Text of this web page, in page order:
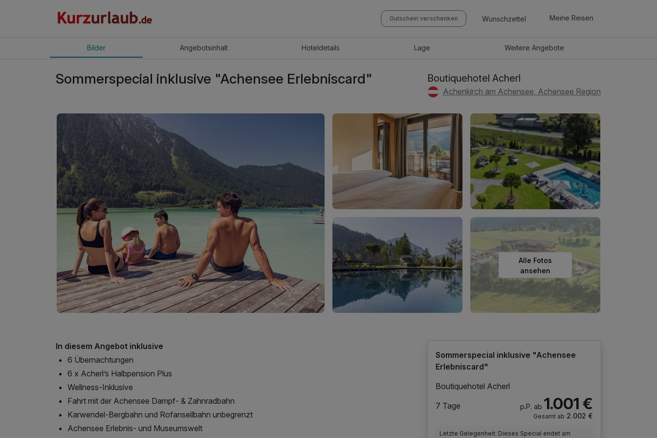
Gutschein verschenken Wunschzettel Meine Reisen
Bilder Angebotsinhalt Hoteldetails Lage WeitereAngebote
Sommerspecial inklusive "Achensee Erlebniscard" Boutiquehotel Acherl
Achenkirch am Achensee, Achensee Region
Alle Fotos
ansehen
In diesem Angebot inklusive
6 Übernachtungen
6 x Acherl’s Halbpension Plus
Wellness-Inklusive
Fahrt mit der Achensee Dampf- & Zahnradbahn
Karwendel-Bergbahn und Rofanseilbahn unbegrenzt
Achensee Erlebnis- und Museumswelt
Sommerspecial inklusive "Achensee
Erlebniscard"
Boutiquehotel Acherl
7 Tage
p.P. ab 1.001 €
Gesamt ab 2.002 €
Letzte Gelegenheit: Dieses Special endet am